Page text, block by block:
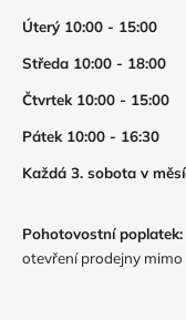
Úterý 10:00 - 15:00
Středa 10:00 - 18:00
Čtvrtek 10:00 - 15:00
Pátek 10:00 - 16:30
Každá 3. sobota v
Pohotovostní poplatek:
otevření prodejny